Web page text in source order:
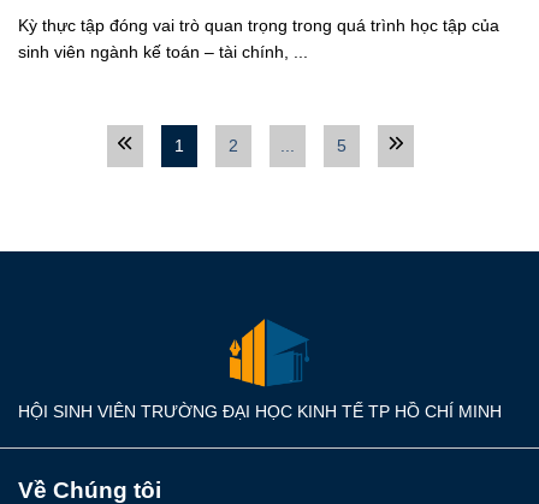
Kỳ thực tập đóng vai trò quan trọng trong quá trình học tập của
sinh viên ngành kế toán – tài chính, ...
1 2 5
HỘI SINH VIÊN TRƯỜNG ĐẠI HỌC KINH TẾ TP HỒ CHÍ MINH
Về Chúng tôi